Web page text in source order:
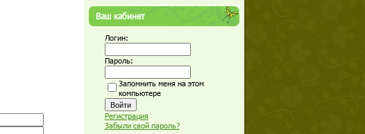
Ваш кабинет
Логин:
Пароль:
Запомнить меня на этом
компьютере
Регистрация
Забыли свой пароль?